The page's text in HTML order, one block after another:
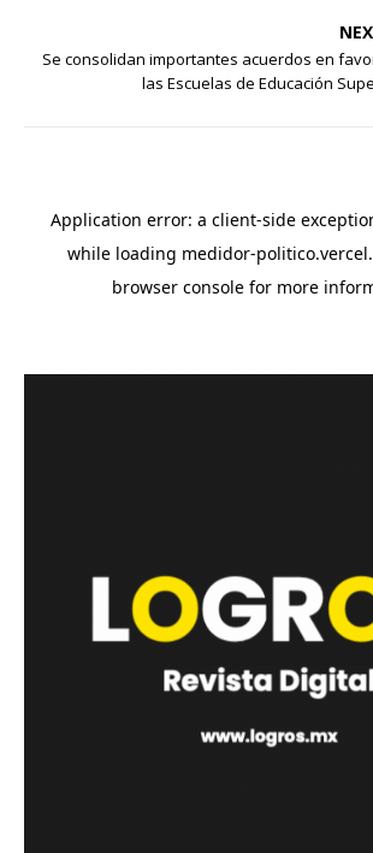
Se consolidan importantes acuerdos en
las Escuelas de Educación